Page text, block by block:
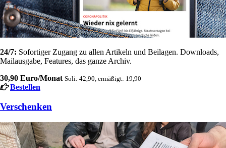
24/7: Sofortiger Zugang zu allen Artikeln und Beilagen. Downloads,
Mailausgabe, Features, das ganze Archiv.
30,90 Euro/Monat Soli: 42,90, ermäßigt: 19,90
Bestellen
Verschenken